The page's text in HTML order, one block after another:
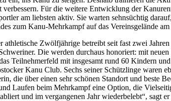
verbessern. Für die weitere Entwicklung der
am liebsten aktiv. Sie warten sehnsüchtig
zum Kanu-Mehrkampf auf das Vereinsgelände
athletische Zwölfjährige betreibt seit fast zwei
Die werden durchaus honoriert: mit
Teilnehmerfeld mit insgesamt rund 60 Kindern
Kanu Club. Sechs seiner Schützlinge waren
die über einen sehr schönen Standort und beste
Laufen beim Mehrkampf eine Option, die
und im vergangenen Jahr wiederbelebt“,